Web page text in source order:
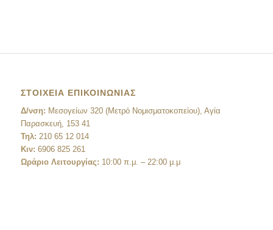
ΣΤΟΙΧΕΙΑ ΕΠΙΚΟΙΝΩΝΙΑΣ
Δ/νση: Μεσογείων 320 (Μετρό Νομισματοκοπείου), Αγία
Παρασκευή, 153 41
Τηλ: 210 65 12 014
Κιν: 6906 825 261
Ωράριο Λειτουργίας: 10:00 π.μ. – 22:00 μ.μ